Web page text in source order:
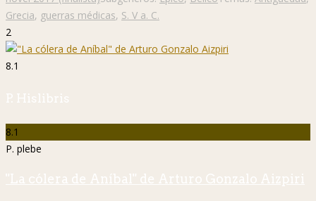
Grecia, guerras médicas, S. V a. C.
2
8.1
P. Hislibris
8.1
P. plebe
"La cólera de Aníbal" de Arturo Gonzalo Aizpiri